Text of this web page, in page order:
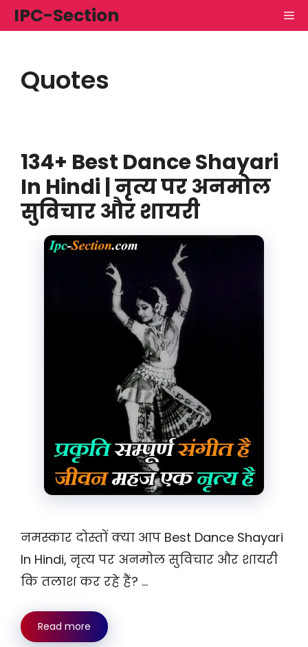
Skip
to
IPC-Section
Quotes
134+ Best Dance Shayari
In Hindi | नृत्य पर अनमोल
सुविचार और शायरी
नमस्कार दोस्तों क्या आप Best Dance Shayari
In Hindi, नृत्य पर अनमोल सुविचार और शायरी
कि तलाश कर रहे हैं? …
Read more